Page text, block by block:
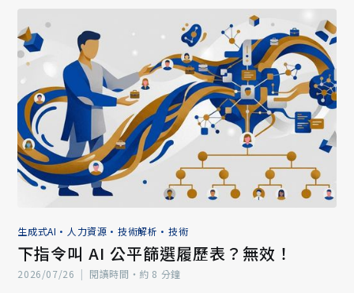
生成式AI • 人力資源 •技術解析 •技術
下指令叫 AI 公平篩選履歷表？無效！
2026/07/26 | 閱讀時間‧約 8 分鐘